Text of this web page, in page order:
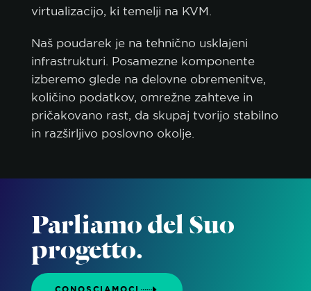
virtualizacijo, ki temelji na KVM.
Naš poudarek je na tehnično usklajeni
infrastrukturi. Posamezne komponente
izberemo glede na delovne obremenitve,
količino podatkov, omrežne zahteve in
pričakovano rast, da skupaj tvorijo stabilno
in razširljivo poslovno okolje.
Parliamo del Suo
progetto.